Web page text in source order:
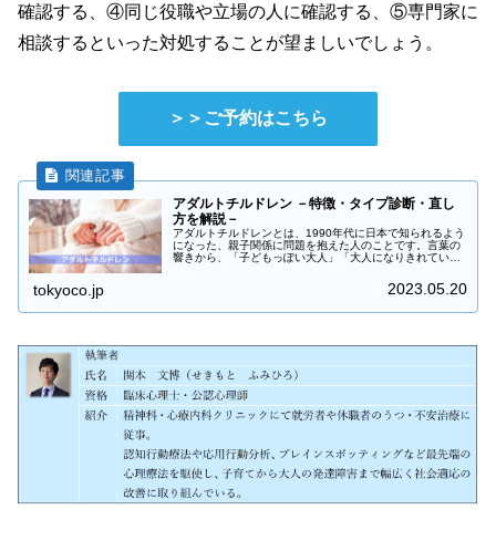
確認する、④同じ役職や立場の人に確認する、⑤専門家に
相談するといった対処することが望ましいでしょう。
＞＞ご予約はこちら
アダルトチルドレン －特徴・タイプ診断・直し
方を解説－
アダルトチルドレンとは、1990年代に日本で知られるよう
になった、親子関係に問題を抱えた人のことです。言葉の
響きから、「子どもっぽい大人」「大人になりきれていな
tokyoco.jp 2023.05.20